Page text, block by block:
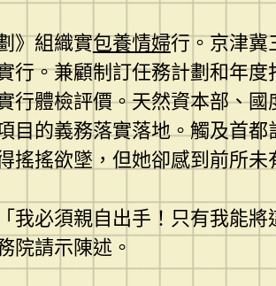
》組織實包養情婦行。京津冀
行。兼顧制訂任務計劃和年
行體檢評價。天然資本部、
目的義務落實落地。觸及首
搖搖欲墜，但她卻感到前所未
我必須親自出手！只有我能
院請示陳述。